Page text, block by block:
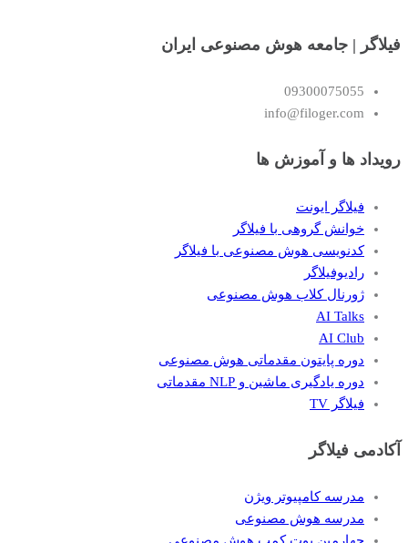
فیلاگر | جامعه هوش مصنوعی ایران
09300075055
info@filoger.com
رویداد ها و آموزش ها
فیلاگر ایونت
خوانش گروهی با فیلاگر
کدنویسی هوش مصنوعی با فیلاگر
رادیوفیلاگر
ژورنال کلاب هوش مصنوعی
AI Talks
AI Club
دوره پایتون مقدماتی هوش مصنوعی
دوره یادگیری ماشین و NLP مقدماتی
فیلاگر TV
آکادمی فیلاگر
مدرسه کامپیوتر ویژن
مدرسه هوش مصنوعی
چهارمین بوت کمپ هوش مصنوعی